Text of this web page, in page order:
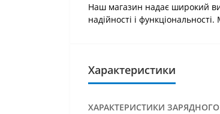
Наш магазин надає широкий
надійності і
Характеристики
ХАРАКТЕРИСТИКИ